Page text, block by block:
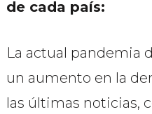
de cada país:
La actual pandemia
un aumento en la
las últimas noticias,